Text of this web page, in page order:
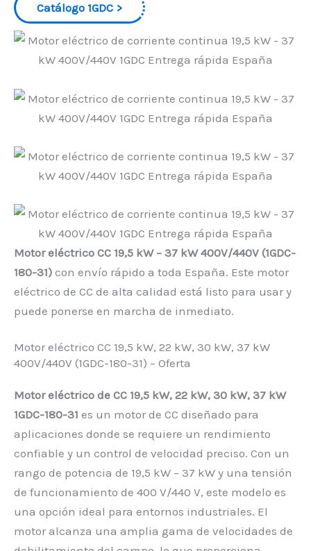
Catálogo 1GDC
Motor eléctrico CC 19,5 kW – 37 kW 400V/440V (1GDC-
180-31) con envío rápido a toda España. Este motor
eléctrico de CC de alta calidad está listo para usar y
puede ponerse en marcha de inmediato.
Motor eléctrico CC 19,5 kW, 22 kW, 30 kW, 37 kW
400V/440V (1GDC-180-31) – Oferta
Motor eléctrico de CC 19,5 kW, 22 kW, 30 kW, 37 kW
1GDC-180-31 es un motor de CC diseñado para
aplicaciones donde se requiere un rendimiento
confiable y un control de velocidad preciso. Con un
rango de potencia de 19,5 kW – 37 kW y una tensión
de funcionamiento de 400 V/440 V, este modelo es
una opción ideal para entornos industriales. El
motor alcanza una amplia gama de velocidades de